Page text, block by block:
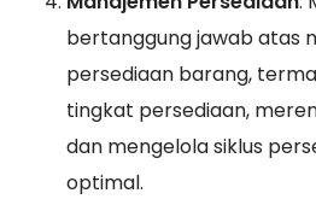
bertanggung jawab atas
persediaan barang,
tingkat persediaan,
dan mengelola siklus
optimal.